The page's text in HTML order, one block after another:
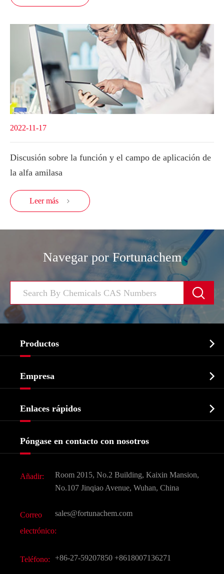
2022-11-17
Discusión sobre la función y el campo de aplicación de
la alfa amilasa
Leer más 
Navegar por Fortunachem

Productos 
Bioquímico
Agroquímicos e intermedios
Ingredientes Cosméticos
Sabores y fragancias
CAS químico
Todos los productos químicos finos
Empresa 
Historia de la empresa
Enlaces rápidos 
Preguntas frecuentes (FAQ)
Póngase en contacto con nosotros
Añadir:
Room 2015, No.2 Building, Kaixin Mansion,
No.107 Jinqiao Avenue, Wuhan, China
Correo
electrónico:
sales@fortunachem.com
Teléfono: +86-27-59207850 +8618007136271